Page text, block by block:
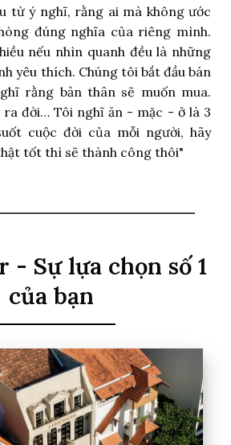
từ ý nghĩ, rằng ai mà không ước
đúng nghĩa của riêng mình.
nếu nhìn quanh đều là những
yêu thích. Chúng tôi bắt đầu bán
rằng bản thân sẽ muốn mua.
đời… Tôi nghĩ ăn - mặc - ở là 3
cuộc đời của mỗi người, hãy
tốt thì sẽ thành công thôi"
- Sự lựa chọn số 1
của bạn